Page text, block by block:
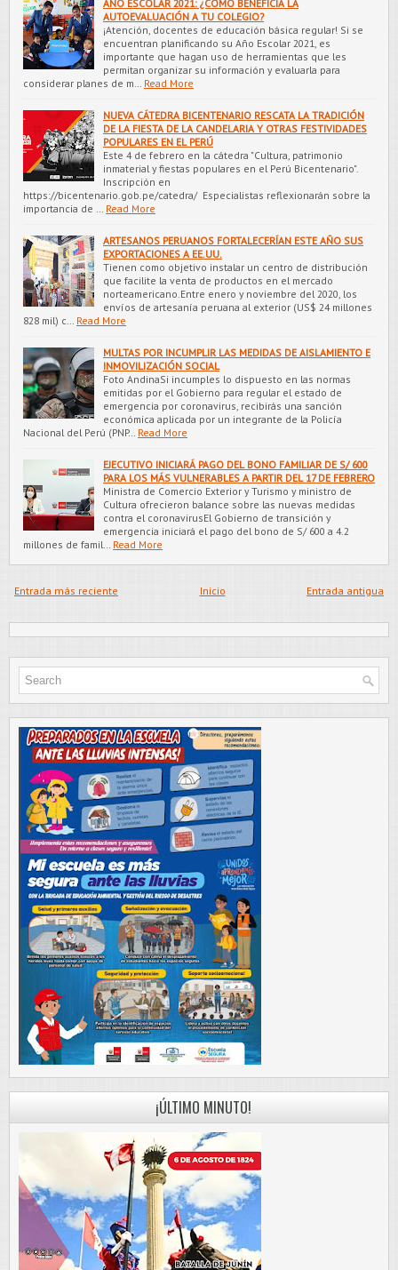
AÑO ESCOLAR 2021: ¿CÓMO BENEFICIA LA
AUTOEVALUACIÓN A TU COLEGIO?
¡Atención, docentes de educación básica regular! Si se
encuentran planificando su Año Escolar 2021, es
importante que hagan uso de herramientas que les
permitan organizar su información y evaluarla para
considerar planes de m…
Read More
NUEVA CÁTEDRA BICENTENARIO RESCATA LA TRADICIÓN
DE LA FIESTA DE LA CANDELARIA Y OTRAS FESTIVIDADES
POPULARES EN EL PERÚ
Este 4 de febrero en la cátedra "Cultura, patrimonio
inmaterial y fiestas populares en el Perú Bicentenario".
Inscripción en
https://bicentenario.gob.pe/catedra/ Especialistas reflexionarán sobre la
importancia de …
Read More
ARTESANOS PERUANOS FORTALECERÍAN ESTE AÑO SUS
EXPORTACIONES A EE.UU.
Tienen como objetivo instalar un centro de distribución
que facilite la venta de productos en el mercado
norteamericano.Entre enero y noviembre del 2020, los
envíos de artesanía peruana al exterior (US$ 24 millones
828 mil) c…
Read More
MULTAS POR INCUMPLIR LAS MEDIDAS DE AISLAMIENTO E
INMOVILIZACIÓN SOCIAL
Foto AndinaSi incumples lo dispuesto en las normas
emitidas por el Gobierno para regular el estado de
emergencia por coronavirus, recibirás una sanción
económica aplicada por un integrante de la Policía
Nacional del Perú (PNP…
Read More
EJECUTIVO INICIARÁ PAGO DEL BONO FAMILIAR DE S/ 600
PARA LOS MÁS VULNERABLES A PARTIR DEL 17 DE FEBRERO
Ministra de Comercio Exterior y Turismo y ministro de
Cultura ofrecieron balance sobre las nuevas medidas
contra el coronavirusEl Gobierno de transición y
emergencia iniciará el pago del bono de S/ 600 a 4.2
millones de famil…
Read More
Entrada más reciente Entrada antigua
Inicio
¡ÚLTIMO MINUTO!